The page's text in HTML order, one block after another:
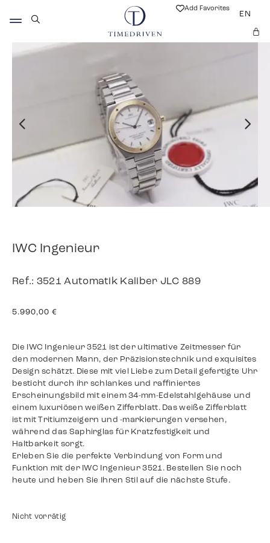
Add Favorites
EN
IWC Ingenieur
Ref.: 3521 Automatik Kaliber JLC 889
5.990,00 €
Die IWC Ingenieur 3521 ist der ultimative Zeitmesser für
den modernen Mann, der Präzisionstechnik und exquisites
Design schätzt. Diese mit viel Liebe zum Detail gefertigte Uhr
besticht durch ihr schlankes und raffiniertes
Erscheinungsbild mit einem 34-mm-Edelstahlgehäuse und
einem luxuriösen weißen Zifferblatt. Das weiße Zifferblatt
ist mit Tritiumzeigern und -markierungen versehen,
während das Saphirglas für Kratzfestigkeit und
Haltbarkeit sorgt.
Erleben Sie die perfekte Verbindung von Form und
Funktion mit der IWC Ingenieur 3521. Bestellen Sie noch
heute und heben Sie Ihren Stil auf die nächste Stufe.
Nicht vorrätig